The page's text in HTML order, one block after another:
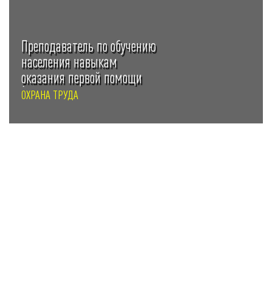
Преподаватель по обучению
населения навыкам
оказания первой помощи
(инструктор по первой
ОХРАНА ТРУДА